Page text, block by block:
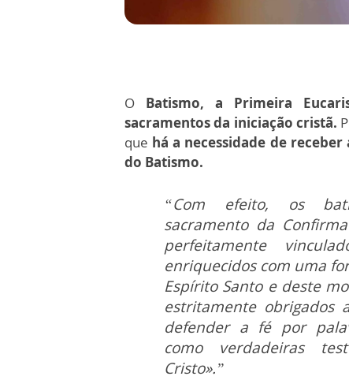
O Batismo, a Primeira
sacramentos da iniciação cristã.
que há a necessidade de
do Batismo.
“Com efeito, os
sacramento da
perfeitamente
enriquecidos com uma
Espírito Santo e deste
estritamente
defender a fé por
como verdadeiras
Cristo».”